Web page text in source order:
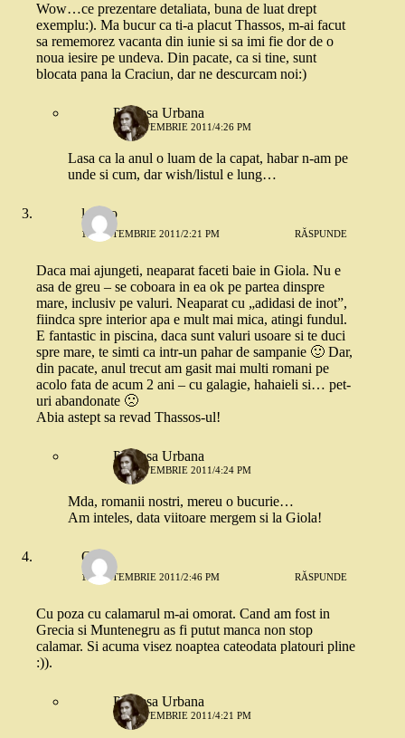
Wow…ce prezentare detaliata, buna de luat drept
exemplu:). Ma bucur ca ti-a placut Thassos, m-ai facut
sa rememorez vacanta din iunie si sa imi fie dor de o
noua iesire pe undeva. Din pacate, ca si tine, sunt
blocata pana la Craciun, dar ne descurcam noi:)
Printesa Urbana
15 SEPTEMBRIE 2011/4:26 PM
Lasa ca la anul o luam de la capat, habar n-am pe
unde si cum, dar wish/listul e lung…
looloo
15 SEPTEMBRIE 2011/2:21 PM RĂSPUNDE
Daca mai ajungeti, neaparat faceti baie in Giola. Nu e
asa de greu – se coboara in ea ok pe partea dinspre
mare, inclusiv pe valuri. Neaparat cu „adidasi de inot”,
fiindca spre interior apa e mult mai mica, atingi fundul.
E fantastic in piscina, daca sunt valuri usoare si te duci
spre mare, te simti ca intr-un pahar de sampanie 🙂 Dar,
din pacate, anul trecut am gasit mai multi romani pe
acolo fata de acum 2 ani – cu galagie, hahaieli si… pet-
uri abandonate 🙁
Abia astept sa revad Thassos-ul!
Printesa Urbana
15 SEPTEMBRIE 2011/4:24 PM
Mda, romanii nostri, mereu o bucurie…
Am inteles, data viitoare mergem si la Giola!
Oana
15 SEPTEMBRIE 2011/2:46 PM RĂSPUNDE
Cu poza cu calamarul m-ai omorat. Cand am fost in
Grecia si Muntenegru as fi putut manca non stop
calamar. Si acuma visez noaptea cateodata platouri pline
:)).
Printesa Urbana
15 SEPTEMBRIE 2011/4:21 PM